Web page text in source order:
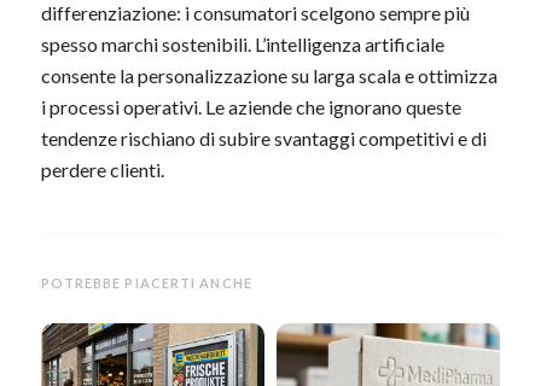
differenziazione: i consumatori scelgono sempre più
spesso marchi sostenibili. L’intelligenza artificiale
consente la personalizzazione su larga scala e ottimizza
i processi operativi. Le aziende che ignorano queste
tendenze rischiano di subire svantaggi competitivi e di
perdere clienti.
POTREBBE PIACERTI ANCHE